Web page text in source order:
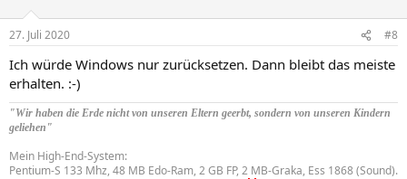
27. Juli 2020 #8
Ich würde Windows nur zurücksetzen. Dann bleibt das meiste
erhalten. :-)
"Wir haben die Erde nicht von unseren Eltern geerbt, sondern von unseren Kindern
geliehen"
Mein High-End-System:
Pentium-S 133 Mhz, 48 MB Edo-Ram, 2 GB FP, 2 MB-Graka, Ess 1868 (Sound).